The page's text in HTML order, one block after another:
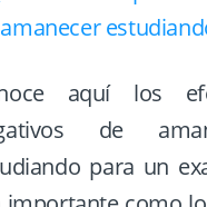
aquí los
de
para un